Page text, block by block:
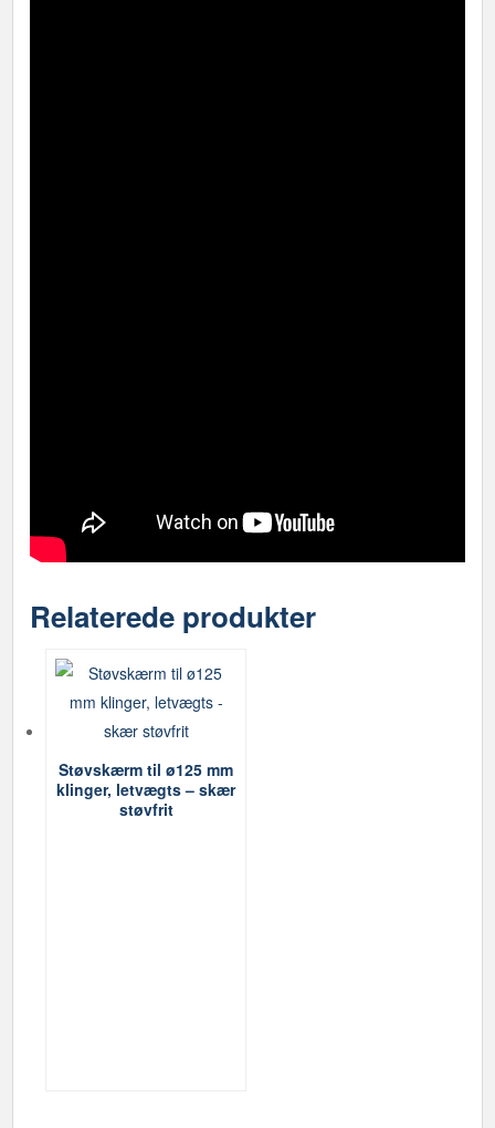
Relaterede produkter
Støvskærm til ø125 mm
klinger, letvægts – skær
støvfrit